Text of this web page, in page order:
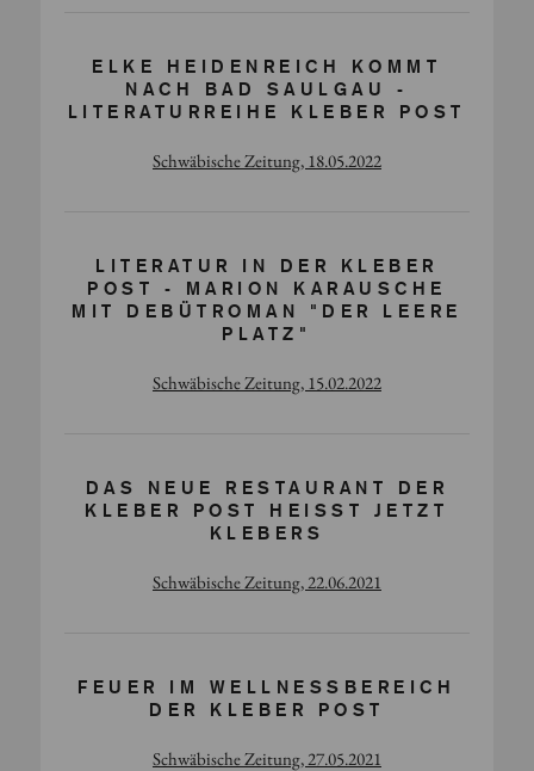
ELKE HEIDENREICH KOMMT
NACH BAD SAULGAU -
LITERATURREIHE KLEBER POST
Schwäbische Zeitung, 18.05.2022
LITERATUR IN DER KLEBER
POST - MARION KARAUSCHE
MIT DEBÜTROMAN "DER LEERE
PLATZ"
Schwäbische Zeitung, 15.02.2022
DAS NEUE RESTAURANT DER
KLEBER POST HEISST JETZT K
LEBERS
Schwäbische Zeitung, 22.06.2021
FEUER IM WELLNESSBEREICH
DER KLEBER POST
Schwäbische Zeitung, 27.05.2021